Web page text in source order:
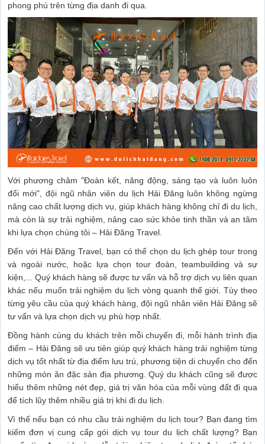
phong phú trên từng địa danh đi qua.
Với phương châm "Đoàn kết, năng động, sáng tạo và luôn luôn
đổi mới", đội ngũ nhân viên du lịch Hải Đăng luôn không ngừng
nâng cao chất lượng dịch vụ, giúp khách hàng không chỉ đi du lịch,
mà còn là sự trải nghiệm, nâng cao sức khỏe tinh thần và an tâm
khi lựa chọn chúng tôi – Hải Đăng Travel.
Đến với Hải Đăng Travel, bạn có thể chọn du lịch ghép tour trong
và ngoài nước, hoặc lựa chọn tour đoàn, teambuilding và sự
kiện,... Quý khách hàng sẽ được tư vấn và hỗ trợ dịch vụ liên quan
khác nếu muốn trải nghiệm du lịch vòng quanh thế giới. Tùy theo
từng yêu cầu của quý khách hàng, đội ngũ nhân viên Hải Đăng sẽ
tư vấn và lựa chọn dịch vụ phù hợp nhất.
Đồng hành cùng du khách trên mỗi chuyến đi, mỗi hành trình địa
điểm – Hải Đăng sẽ ưu tiên giúp quý khách hàng trải nghiệm từng
dịch vụ tốt nhất từ địa điểm lưu trú, phương tiện di chuyển cho đến
những món ăn đặc sản địa phương. Quý du khách cũng sẽ được
hiểu thêm những nét đẹp, giá trị văn hóa của mỗi vùng đất đi qua
để tích lũy thêm nhiều giá trị khi đi du lịch.
Vì thế nếu bạn có nhu cầu trải nghiệm du lịch tour? Bạn đang tìm
kiếm đơn vị cung cấp gói dịch vụ tour du lịch chất lượng? Bạn